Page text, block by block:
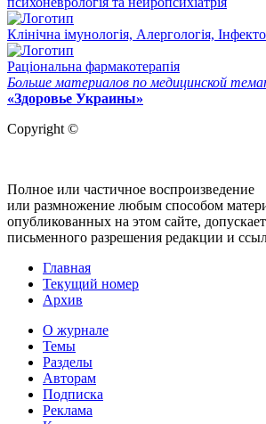
Клінічна імунологія, Алергологія,
Раціональна фармакотерапія
Больше материалов по медицинской
«Здоровье Украины»
Copyright ©
Полное или частичное воспроизведение
или размножение любым способом
опубликованных на этом сайте,
письменного разрешения редакции и
Главная
Текущий номер
Архив
О журнале
Темы
Разделы
Авторам
Подписка
Реклама